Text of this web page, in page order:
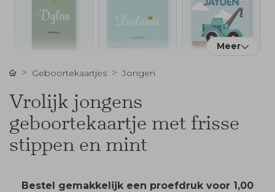
Meer
Geboortekaartjes Jongen
Vrolijk jongens
geboortekaartje met frisse
stippen en mint
Bestel gemakkelijk een proefdruk voor 1,00